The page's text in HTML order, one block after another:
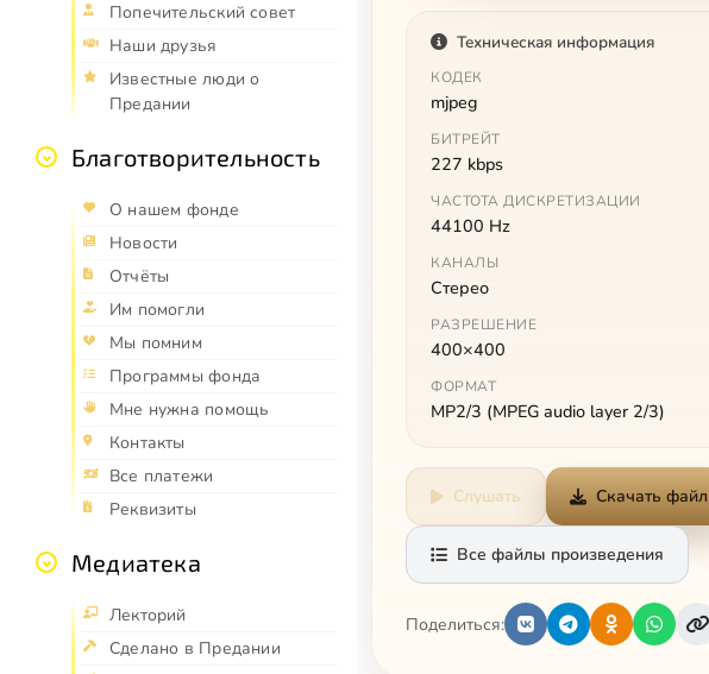
Попечительский совет
Наши друзья
Известные люди о
Предании
Благотворительность
О нашем фонде
Новости
Отчёты
Им помогли
Мы помним
Программы фонда
Мне нужна помощь
Контакты
Все платежи
Реквизиты
Медиатека
Лекторий
Сделано в Предании
Техническая информация
КОДЕК
mjpeg
БИТРЕЙТ
227 kbps
ЧАСТОТА ДИСКРЕТИЗАЦИИ
44100 Hz
КАНАЛЫ
Стерео
РАЗРЕШЕНИЕ
400×400
ФОРМАТ
MP2/3 (MPEG audio layer 2/3)
Слушать Скачать файл
Все файлы произведения
Поделиться: